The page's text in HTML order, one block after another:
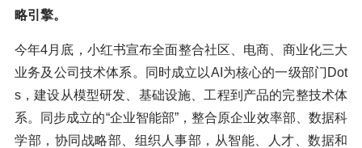
略引擎。
今年4月底，小红书宣布全面整合社区、电商、商业化三大
业务及公司技术体系。同时成立以AI为核心的一级部门Dot
s，建设从模型研发、基础设施、工程到产品的完整技术体
系。同步成立的“企业智能部”，整合原企业效率部、数据科
学部，协同战略部、组织人事部，从智能、人才、数据和